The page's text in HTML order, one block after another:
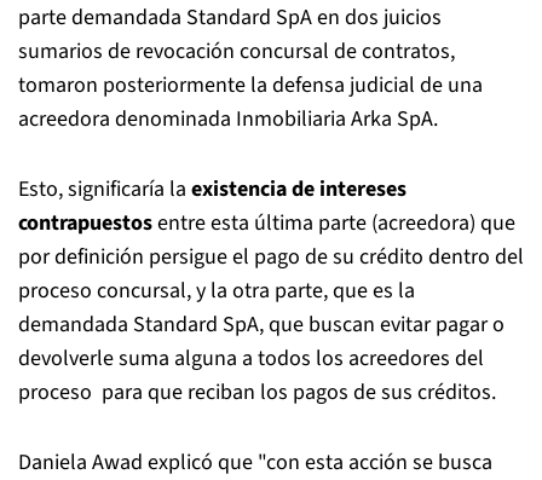
parte demandada Standard SpA en dos juicios
sumarios de revocación concursal de contratos,
tomaron posteriormente la defensa judicial de una
acreedora denominada Inmobiliaria Arka SpA.
Esto, significaría la existencia de intereses
contrapuestosentre esta última parte (acreedora) que
por definición persigue el pago de su crédito dentro del
proceso concursal, y la otra parte, que es la
demandada Standard SpA, que buscan evitar pagar o
devolverle suma alguna a todos los acreedores del
proceso para que reciban los pagos de sus créditos.
Daniela Awad explicó que "con esta acción se busca